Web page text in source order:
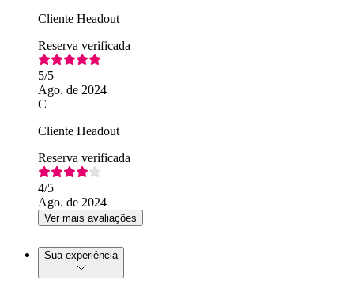
Cliente Headout
Reserva verificada
5/5
Ago. de 2024
C
Cliente Headout
Reserva verificada
4/5
Ago. de 2024
Ver mais avaliações
Sua experiência